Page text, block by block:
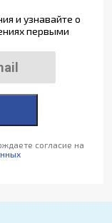
и узнавайте о
первыми
согласие на